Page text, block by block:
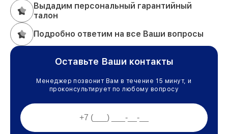
Выдадим персональный гарантийный
талон
Подробно ответим на все Ваши вопросы
Оставьте Ваши контакты
Менеджер позвонит Вам в течение 15 минут, и
проконсультирует по любому вопросу